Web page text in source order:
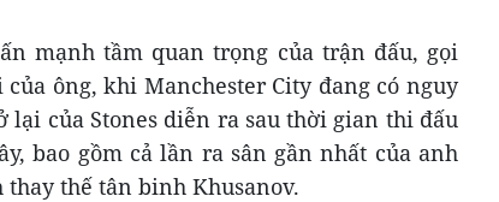
mạnh tầm quan trọng của trận đấu, gọi
ông, khi Manchester City đang có nguy
của Stones diễn ra sau thời gian thi đấu
bao gồm cả lần ra sân gần nhất của anh
thế tân binh Khusanov.